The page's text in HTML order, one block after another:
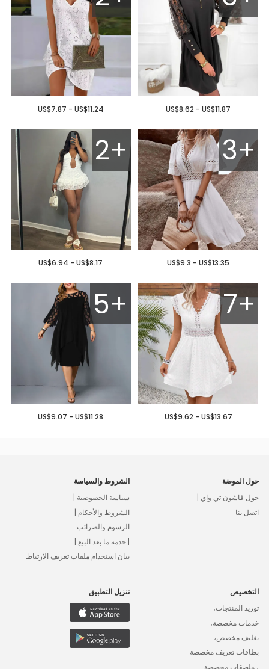
US$8.62 - US$11.87
US$7.87 - US$11.24
3+
US$9.3 - US$13.35
2+
US$6.94 - US$8.17
7+
US$9.62 - US$13.67
5+
US$9.07 - US$11.28
حول الموضة
حول فاشون تي واي |
اتصل بنا
الشروط والسياسة
سياسة الخصوصية |
الشروط والأحكام |
الرسوم والضرائب
| خدمة ما بعد البيع |
بيان استخدام ملفات تعريف الارتباط
التخصيص
توريد المنتجات،
خدمات مخصصة،
تغليف مخصص،
بطاقات تعريف مخصصة
، ملصقات مخصصة
تنزيل التطبيق